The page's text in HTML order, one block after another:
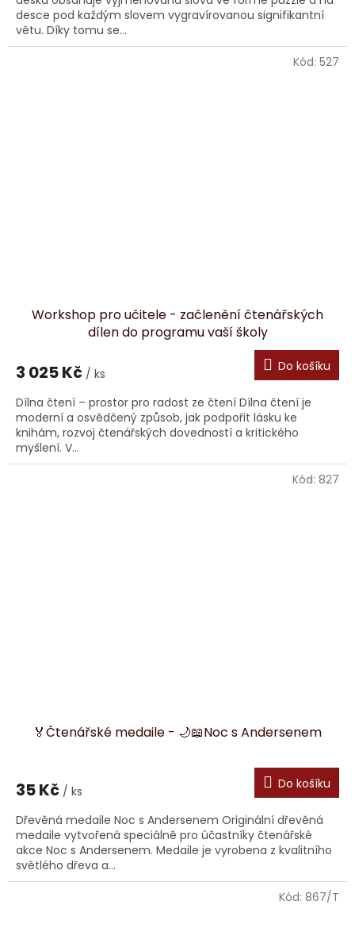
desce pod každým slovem vygravírovanou signifikantní
větu. Díky tomu se...
Workshop pro učitele - začlenění čtenářských
dílen do programu vaší školy
3 025 Kč / ks Do košíku
Dílna čtení – prostor pro radost ze čtení Dílna čtení je
moderní a osvědčený způsob, jak podpořit lásku ke
knihám, rozvoj čtenářských dovedností a kritického
myšlení. V...
Kód: 527
🏅Čtenářské medaile - 🌙📖Noc s Andersenem
35 Kč / ks Do košíku
Dřevěná medaile Noc s Andersenem Originální dřevěná
medaile vytvořená speciálně pro účastníky čtenářské
akce Noc s Andersenem. Medaile je vyrobena z kvalitního
světlého dřeva a...
Kód: 827
Kód: 867/T